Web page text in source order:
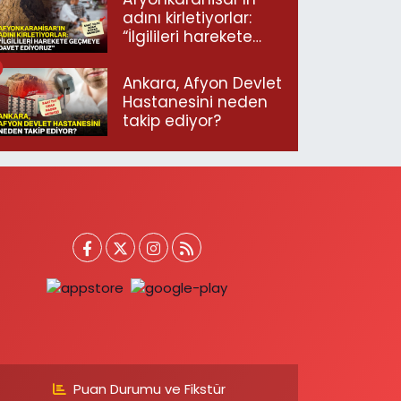
adını kirletiyorlar:
“İlgilileri harekete
ediyoruz”
Ankara, Afyon Devlet
Hastanesini neden
takip ediyor?
Puan Durumu ve Fikstür